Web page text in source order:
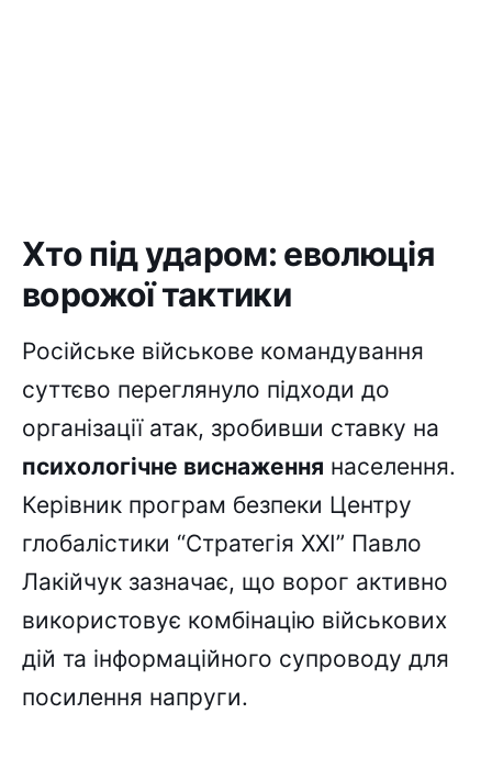
Хто під ударом: еволюція
ворожої тактики
Російське військове командування
суттєво переглянуло підходи до
організації атак, зробивши ставку на
психологічне виснаження населення.
Керівник програм безпеки Центру
глобалістики “Стратегія XXI” Павло
Лакійчук зазначає, що ворог активно
використовує комбінацію військових
дій та інформаційного супроводу для
посилення напруги.